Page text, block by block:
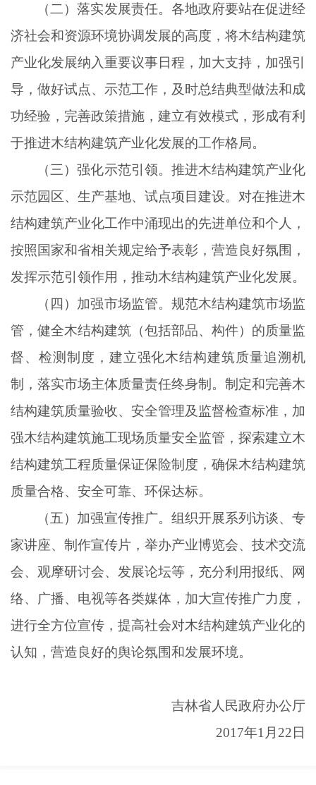
（二）落实发展责任。各地政府要站在促进经
济社会和资源环境协调发展的高度，将木结构建筑
产业化发展纳入重要议事日程，加大支持，加强引
导，做好试点、示范工作，及时总结典型做法和成
功经验，完善政策措施，建立有效模式，形成有利
于推进木结构建筑产业化发展的工作格局。
（三）强化示范引领。推进木结构建筑产业化
示范园区、生产基地、试点项目建设。对在推进木
结构建筑产业化工作中涌现出的先进单位和个人，
按照国家和省相关规定给予表彰，营造良好氛围，
发挥示范引领作用，推动木结构建筑产业化发展。
（四）加强市场监管。规范木结构建筑市场监
管，健全木结构建筑（包括部品、构件）的质量监
督、检测制度，建立强化木结构建筑质量追溯机
制，落实市场主体质量责任终身制。制定和完善木
结构建筑质量验收、安全管理及监督检查标准，加
强木结构建筑施工现场质量安全监管，探索建立木
结构建筑工程质量保证保险制度，确保木结构建筑
质量合格、安全可靠、环保达标。
（五）加强宣传推广。组织开展系列访谈、专
家讲座、制作宣传片，举办产业博览会、技术交流
会、观摩研讨会、发展论坛等，充分利用报纸、网
络、广播、电视等各类媒体，加大宣传推广力度，
进行全方位宣传，提高社会对木结构建筑产业化的
认知，营造良好的舆论氛围和发展环境。
吉林省人民政府办公厅
2017年1月22日